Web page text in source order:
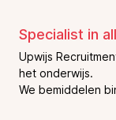
Specialist in
Upwijs
het onderwijs.
We bemiddelen